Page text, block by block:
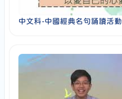
中文科-中國經典名句誦讀活動